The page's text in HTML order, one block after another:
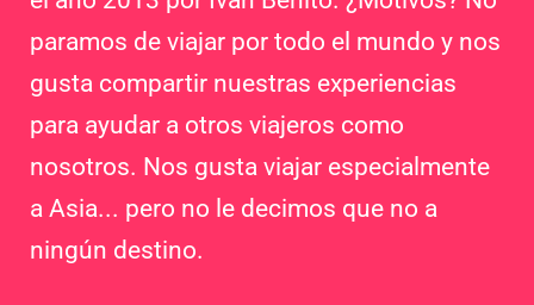
paramos de viajar por todo el mundo y nos
gusta compartir nuestras experiencias
para ayudar a otros viajeros como
nosotros. Nos gusta viajar especialmente
a Asia... pero no le decimos que no a
ningún destino.